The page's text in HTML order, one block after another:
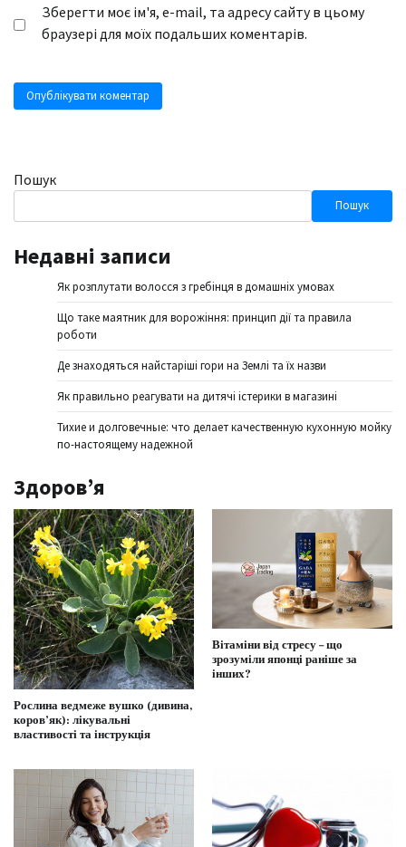
Зберегти моє ім'я, e-mail, та адресу сайту в цьому
браузері для моїх подальших коментарів.
Пошук
Пошук
Недавні записи
Як розплутати волосся з гребінця в домашніх умовах
Що таке маятник для ворожіння: принцип дії та правила
роботи
Де знаходяться найстаріші гори на Землі та їх назви
Як правильно реагувати на дитячі істерики в магазині
Тихие и долговечные: что делает качественную кухонную мойку
по-настоящему надежной
Здоров’я
Рослина ведмеже вушко (дивина,
коров’як): лікувальні
властивості та інструкція
Вітаміни від стресу – що
зрозуміли японці раніше за
інших?